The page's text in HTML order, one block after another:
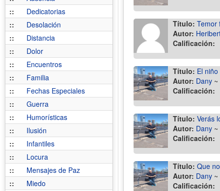
::
Dedicatorias
::
Desolación
::
Distancia
::
Dolor
::
Encuentros
::
Familia
::
Fechas Especiales
::
Guerra
::
Humorísticas
::
Ilusión
::
Infantiles
::
Locura
::
Mensajes de Paz
::
Miedo
Título: Temor
Autor:
Calificación:
Título: El
Autor: Dany ~
Calificación:
Título: Verás
Autor: Dany ~
Calificación:
Título: Que
Autor: Dany ~
Calificación: